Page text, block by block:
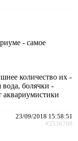
- самое
количество их -
вода, болячки -
аквариумистики
23/09/2018 15:58:51
#2536708